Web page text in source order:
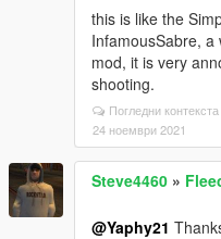
this is like the
InfamousSabre,
mod, it is very
shooting.
Погледни контекста
24 ноември 2021
Steve4460 »
@Yaphy21